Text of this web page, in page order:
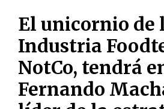
El unicornio de
Industria
NotCo, tendrá
Fernando